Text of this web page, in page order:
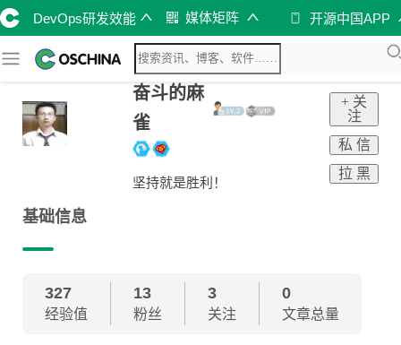
DevOps研发效能 媒体矩阵 开源中国APP
奋斗的麻
雀
坚持就是胜利！
+ 关
注
私 信
拉 黑
基础信息
327
经验值
13
粉丝
3
关注
0
文章总量